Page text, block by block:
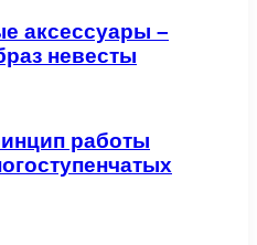
аксессуары –
невесты
работы